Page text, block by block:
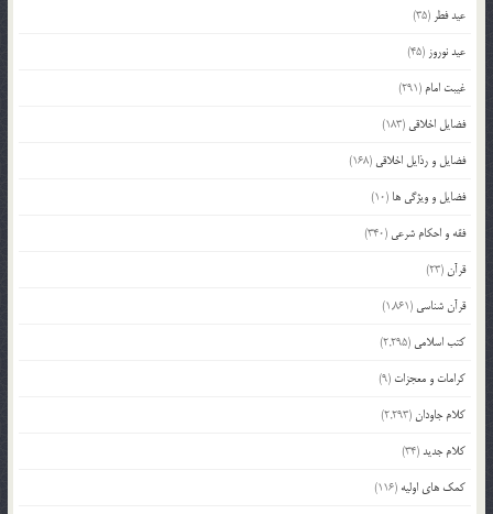
عید فطر (35)
عید نوروز (45)
غیبت امام (291)
فضایل اخلاقی (183)
فضایل و رذایل اخلاقی (168)
فضایل و ویژگی ها (10)
فقه و احکام شرعی (340)
قرآن(23)
قرآن شناسی (1,861)
کتب اسلامی (2,295)
کرامات و معجزات (9)
کلام جاودان(2,293)
کلام جدید(34)
کمک های اولیه (116)